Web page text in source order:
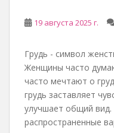
19 августа 2025 г.
Грудь - символ
Женщины часто
часто мечтают о
грудь заставляет
улучшает общий
распространенные